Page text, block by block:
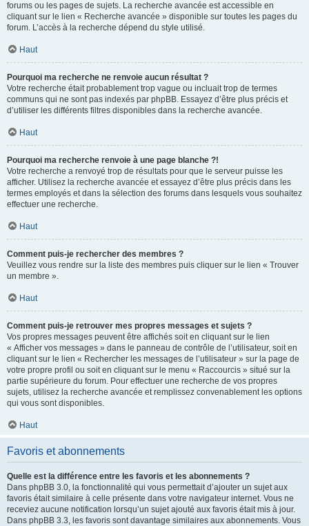
forums ou les pages de sujets. La recherche avancée est accessible en
cliquant sur le lien « Recherche avancée » disponible sur toutes les pages du
forum. L’accès à la recherche dépend du style utilisé.
Haut
Pourquoi ma recherche ne renvoie aucun résultat ?
Votre recherche était probablement trop vague ou incluait trop de termes
communs qui ne sont pas indexés par phpBB. Essayez d’être plus précis et
d’utiliser les différents filtres disponibles dans la recherche avancée.
Haut
Pourquoi ma recherche renvoie à une page blanche ?!
Votre recherche a renvoyé trop de résultats pour que le serveur puisse les
afficher. Utilisez la recherche avancée et essayez d’être plus précis dans les
termes employés et dans la sélection des forums dans lesquels vous souhaitez
effectuer une recherche.
Haut
Comment puis-je rechercher des membres ?
Veuillez vous rendre sur la liste des membres puis cliquer sur le lien « Trouver
un membre ».
Haut
Comment puis-je retrouver mes propres messages et sujets ?
Vos propres messages peuvent être affichés soit en cliquant sur le lien
« Afficher vos messages » dans le panneau de contrôle de l’utilisateur, soit en
cliquant sur le lien « Rechercher les messages de l’utilisateur » sur la page de
votre propre profil ou soit en cliquant sur le menu « Raccourcis » situé sur la
partie supérieure du forum. Pour effectuer une recherche de vos propres
sujets, utilisez la recherche avancée et remplissez convenablement les options
qui vous sont disponibles.
Haut
Favoris et abonnements
Quelle est la différence entre les favoris et les abonnements ?
Dans phpBB 3.0, la fonctionnalité qui vous permettait d’ajouter un sujet aux
favoris était similaire à celle présente dans votre navigateur internet. Vous ne
receviez aucune notification lorsqu’un sujet ajouté aux favoris était mis à jour.
Dans phpBB 3.3, les favoris sont davantage similaires aux abonnements. Vous